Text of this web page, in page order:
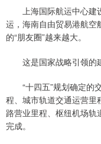
上海国际航运中心建
运，海南自由贸易港航
的“朋友圈”越来越大。
这是国家战略引领的
“十四五”规划确定的
程、城市轨道交通运营
路营业里程、枢纽机场
完成。